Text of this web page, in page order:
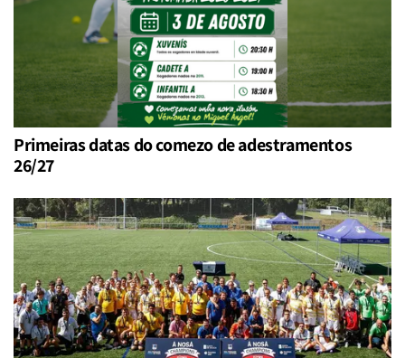
Primeiras datas do comezo de adestramentos
26/27